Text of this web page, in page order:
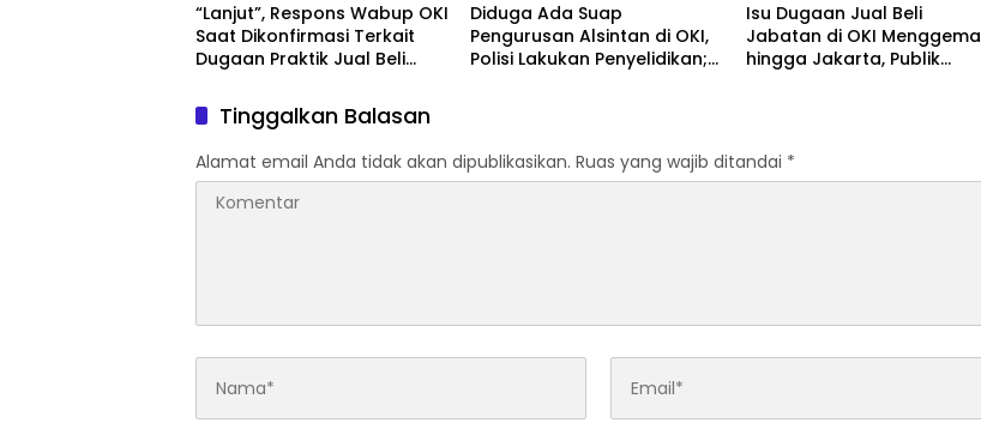
“Lanjut”, Respons Wabup OKI
Saat Dikonfirmasi Terkait
Dugaan Praktik Jual Beli
Diduga Ada Suap
Pengurusan Alsintan di OKI,
Polisi Lakukan Penyelidikan;
Isu Dugaan Jual Beli
Jabatan di OKI Menggema
hingga Jakarta, Publik
Tinggalkan Balasan
Alamat email Anda tidak akan dipublikasikan. Ruas yang wajib ditandai *